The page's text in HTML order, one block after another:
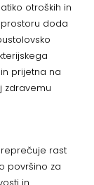
otroških in
doda
prijetna na
zdravemu
rast
površino za